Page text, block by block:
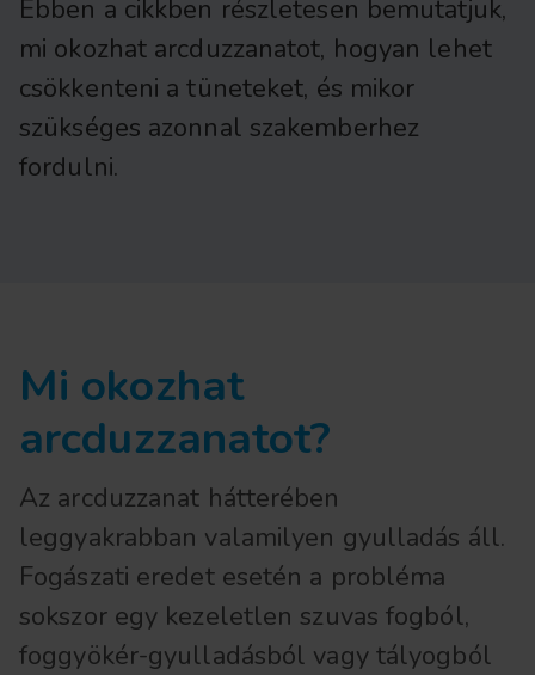
Ebben a cikkben részletesen bemutatjuk,
mi okozhat arcduzzanatot, hogyan lehet
csökkenteni a tüneteket, és mikor
szükséges azonnal szakemberhez
fordulni.
Mi okozhat
arcduzzanatot?
Az arcduzzanat hátterében
leggyakrabban valamilyen gyulladás áll.
Fogászati eredet esetén a probléma
sokszor egy kezeletlen szuvas fogból,
foggyökér-gyulladásból vagy tályogból